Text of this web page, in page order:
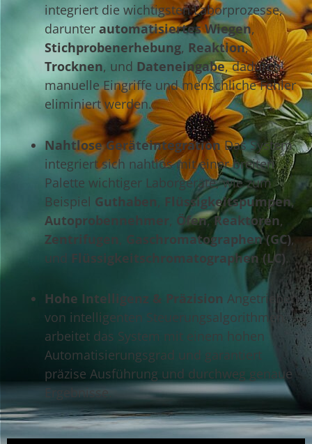
integriert die wichtigsten Laborprozesse,
darunter automatisiertes Wiegen,
Stichprobenerhebung, Reaktion,
Trocknen, und Dateneingabe, dadurch
manuelle Eingriffe und menschliche Fehler
eliminiert werden.
Nahtlose GeräteintegrationDas System
integriert sich nahtlos mit einer breiten
Palette wichtiger Laborgeräte, wie zum
Beispiel Guthaben, Flüssigkeitspumpen,
Autoprobennehmer, Öfen,Reaktoren,
Zentrifugen, Gaschromatographen (GC),
und Flüssigkeitschromatographen (LC).
Hohe Intelligenz & Präzision Angetrieben
von intelligenten Steuerungsalgorithmen
arbeitet das System mit einem hohen
Automatisierungsgrad und garantiert
präzise Ausführung und durchweg genaue
Ergebnisse.